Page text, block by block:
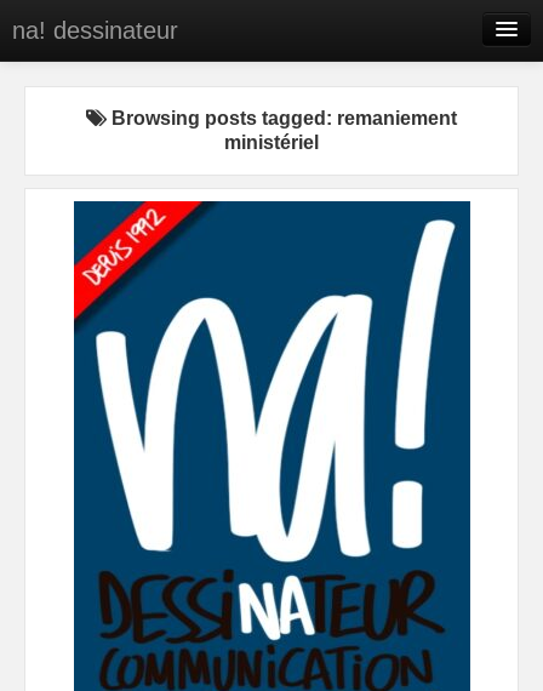
na! dessinateur
BD
C’est qui na!
Contact
portfolio
Browsing posts tagged: remaniement
ministériel